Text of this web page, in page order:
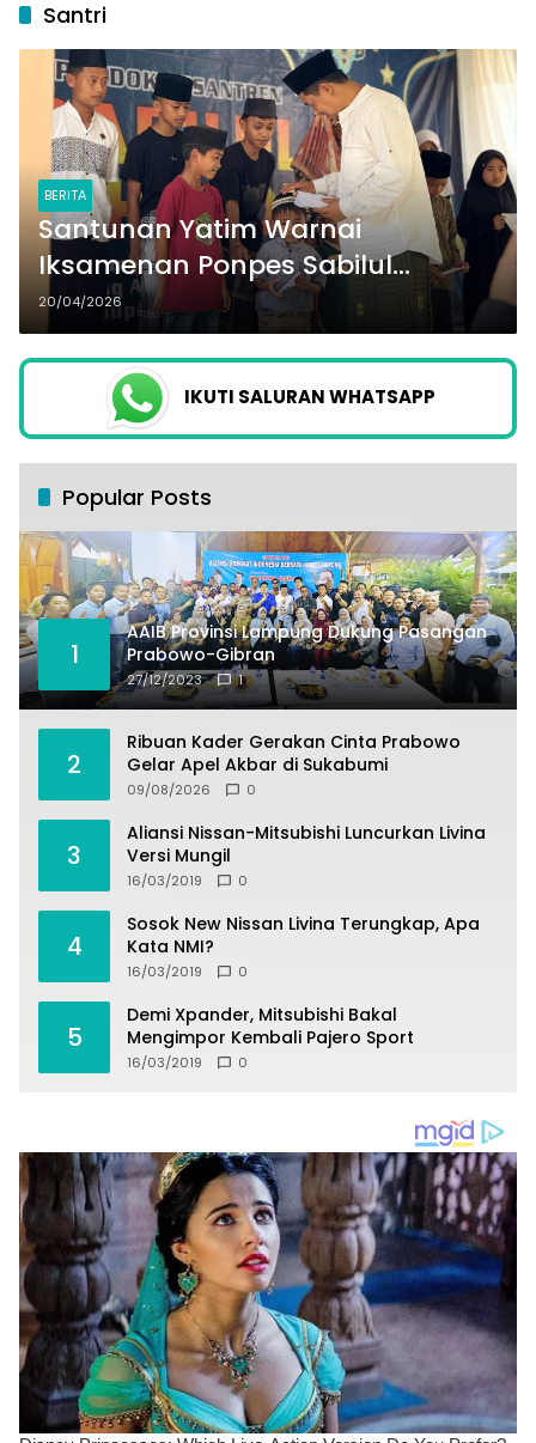
Santri
BERITA
Santunan Yatim Warnai
Iksamenan Ponpes Sabilul
Muhtadin
20/04/2026
IKUTI SALURAN WHATSAPP
Popular Posts
1
AAIB Provinsi Lampung Dukung Pasangan
Prabowo-Gibran
27/12/2023 1
2
Ribuan Kader Gerakan Cinta Prabowo
Gelar Apel Akbar di Sukabumi
09/08/2026 0
3
Aliansi Nissan-Mitsubishi Luncurkan Livina
Versi Mungil
16/03/2019 0
4
Sosok New Nissan Livina Terungkap, Apa
Kata NMI?
16/03/2019 0
5
Demi Xpander, Mitsubishi Bakal
Mengimpor Kembali Pajero Sport
16/03/2019 0